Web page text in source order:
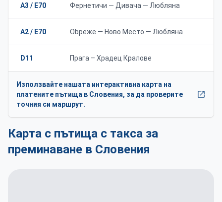
A3 / E70 Фернетичи — Дивача — Любляна
A2 / E70 Obреже — Ново Место — Любляна
D11 Прага – Храдец Кралове
Използвайте нашата интерактивна карта на
платените пътища в Словения, за да проверите
точния си маршрут.
Карта с пътища с такса за
преминаване в Словения